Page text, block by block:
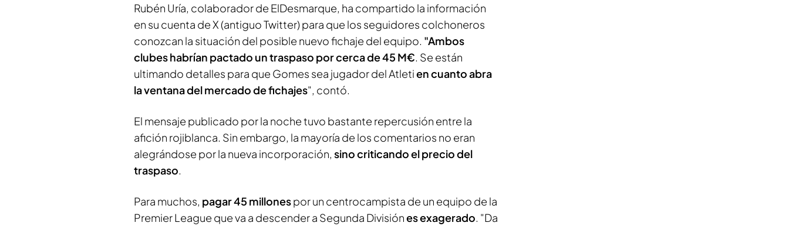
Rubén Uría, colaborador de ElDesmarque, ha compartido la información
en su cuenta de X (antiguo Twitter) para que los seguidores colchoneros
conozcan la situación del posible nuevo fichaje del equipo. "Ambos
clubes habrían pactado un traspaso por cerca de 45 M€. Se están
ultimando detalles para que Gomes sea jugador del Atletien cuanto abra
la ventana del mercado de fichajes", contó.
El mensaje publicado por la noche tuvo bastante repercusión entre la
afición rojiblanca. Sin embargo, la mayoría de los comentarios no eran
alegrándose por la nueva incorporación, sino criticando el precio del
traspaso.
Para muchos, pagar 45 millonespor un centrocampista de un equipo de la
Premier League que va a descender a Segunda Divisiónes exagerado. "Da